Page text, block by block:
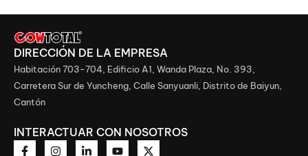
DIRECCIÓN DE LA EMPRESA
Habitación 703-704, Edificio A1, Wanda Plaza, No. 393,
Carretera Sur de Yuncheng, Calle Sanyuanli, Distrito de Baiyun,
Cantón
INTERACTUAR CON NOSOTROS